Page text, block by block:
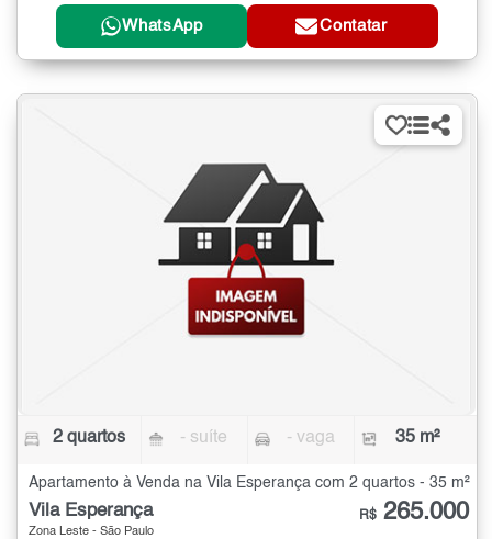
WhatsApp Contatar
2 quartos - suíte - vaga 35 m²
Apartamento à Venda na Vila Esperança com 2 quartos - 35 m²
Vila Esperança
Zona Leste - São Paulo
R$ 265.000